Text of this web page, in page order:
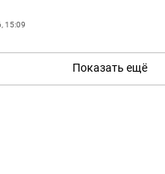
15:09
Показать ещё